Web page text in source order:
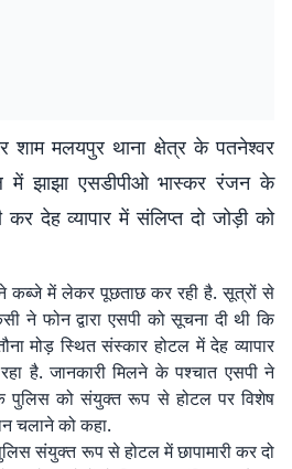
शाम मलयपुर थाना क्षेत्र के पतनेश्वर
में झाझा एसडीपीओ भास्कर रंजन के
देह व्यापार में संलिप्त दो जोड़ी को
कब्जे में लेकर पूछताछ कर रही है. सूत्रों से
ने फोन द्वारा एसपी को सूचना दी थी कि
मोड़ स्थित संस्कार होटल में देह व्यापार
है. जानकारी मिलने के पश्चात एसपी ने
पुलिस को संयुक्त रूप से होटल पर विशेष
चलाने को कहा.
संयुक्त रूप से होटल में छापामारी कर दो